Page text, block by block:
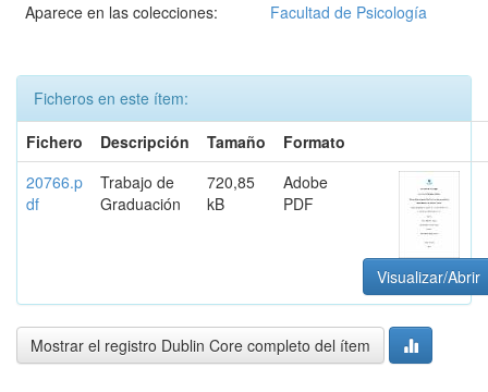
Aparece en las colecciones:
Facultad de Psicología
Ficheros en este ítem:
Fichero
Descripción Tamaño
Formato
20766.p
df
Trabajo de
Graduación
720,85
kB
Adobe
PDF
Visualizar/Abrir
Mostrar el registro Dublin Core completo del ítem